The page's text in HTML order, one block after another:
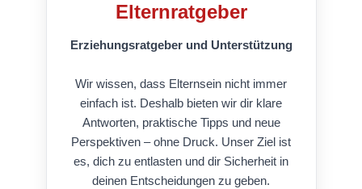
Elternratgeber
Erziehungsratgeber und Unterstützung
Wir wissen, dass Elternsein nicht immer
einfach ist. Deshalb bieten wir dir klare
Antworten, praktische Tipps und neue
Perspektiven – ohne Druck. Unser Ziel ist
es, dich zu entlasten und dir Sicherheit in
deinen Entscheidungen zu geben.